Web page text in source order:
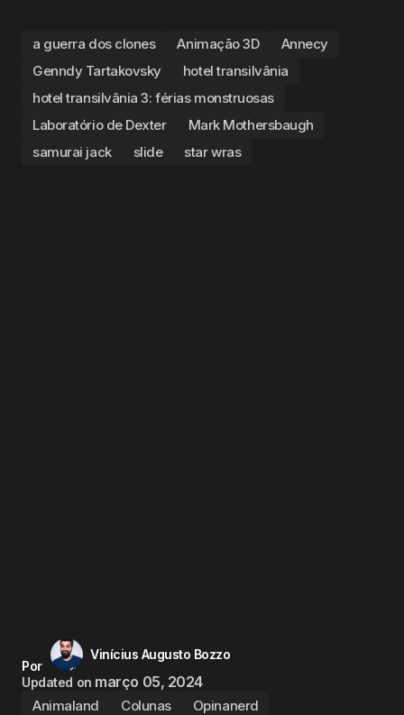
a guerra dos clones Animação 3D
Annecy
Genndy Tartakovsky
hotel transilvânia
hotel transilvânia 3: férias monstruosas
Laboratório de Dexter
Mark Mothersbaugh
samurai jack
slide star wras
Por
Vinícius Augusto Bozzo
Updated on março 05, 2024
Animaland Colunas Opinanerd